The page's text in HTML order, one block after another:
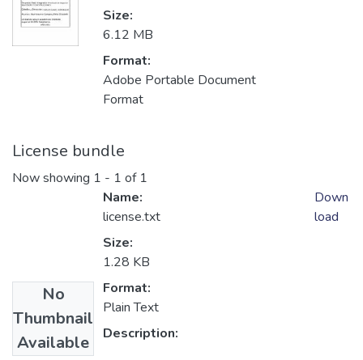
Size:
6.12 MB
Format:
Adobe Portable Document
Format
License bundle
Now showing 1 - 1 of 1
No
Thumbnail
Available
Name:
license.txt
Size:
1.28 KB
Format:
Plain Text
Description:
Down
load